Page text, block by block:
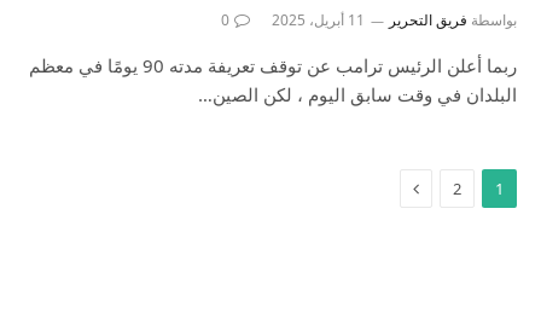
بواسطة فريق التحرير 11 أبريل، 2025 0
ربما أعلن الرئيس ترامب عن توقف تعريفة مدته 90 يومًا في معظم
البلدان في وقت سابق اليوم ، لكن الصين…
1
2